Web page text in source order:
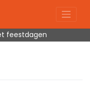
feestdagen